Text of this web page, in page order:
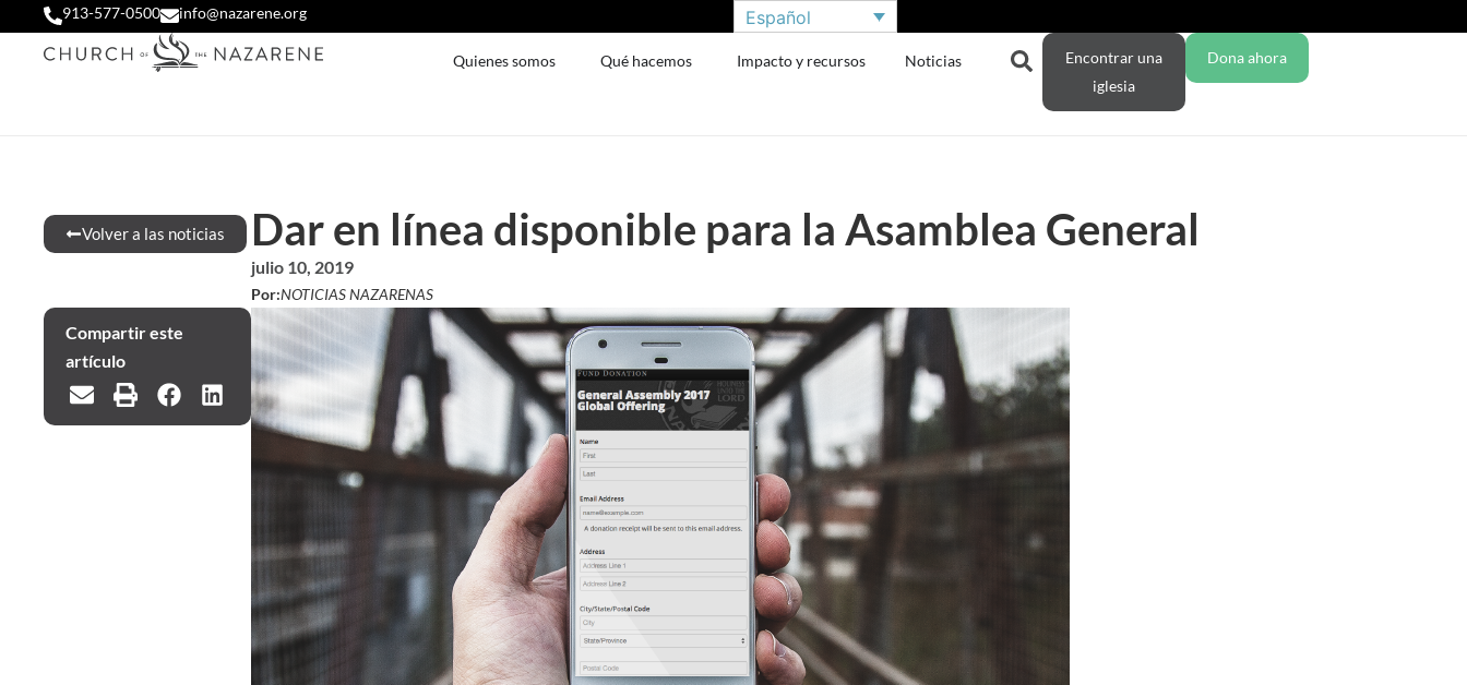
913-577-0500 info@nazarene.org Español
Quienes somos Qué hacemos Impacto y recursos Noticias
Encontrar una
iglesia
Dona ahora
Volver a las noticias Dar en línea disponible para la Asamblea General
julio 10, 2019
Por:NOTICIAS NAZARENAS
Compartir este
artículo